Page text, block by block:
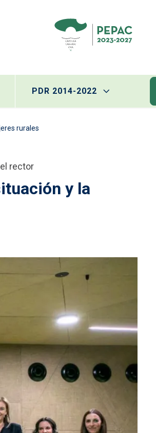
PDR 2014-2022
rurales
rector
y la